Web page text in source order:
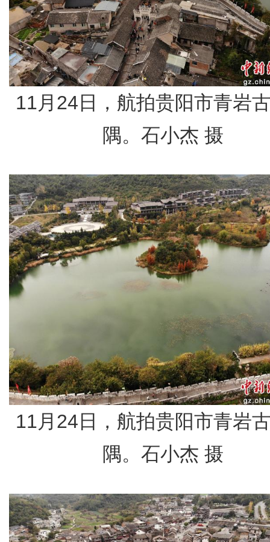
11月24日，航拍贵阳市青岩
隅。石小杰 摄
11月24日，航拍贵阳市青岩
隅。石小杰 摄